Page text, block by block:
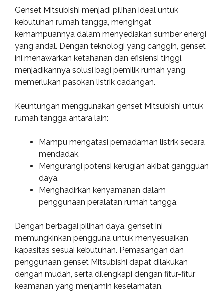
Genset Mitsubishi menjadi pilihan ideal untuk
kebutuhan rumah tangga, mengingat
kemampuannya dalam menyediakan sumber energi
yang andal. Dengan teknologi yang canggih, genset
ini menawarkan ketahanan dan efisiensi tinggi,
menjadikannya solusi bagi pemilik rumah yang
memerlukan pasokan listrik cadangan.
Keuntungan menggunakan genset Mitsubishi untuk
rumah tangga antara lain:
Mampu mengatasi pemadaman listrik secara
mendadak.
Mengurangi potensi kerugian akibat gangguan
daya.
Menghadirkan kenyamanan dalam
penggunaan peralatan rumah tangga.
Dengan berbagai pilihan daya, genset ini
memungkinkan pengguna untuk menyesuaikan
kapasitas sesuai kebutuhan. Pemasangan dan
penggunaan genset Mitsubishi dapat dilakukan
dengan mudah, serta dilengkapi dengan fitur-fitur
keamanan yang menjamin keselamatan.